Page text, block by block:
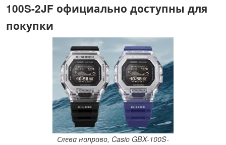
100S-2JF официально доступны для
покупки
Слева направо, Casio GBX-100S-